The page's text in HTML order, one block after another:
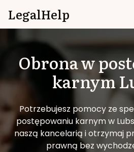
LegalHelp
Obrona w
karnym
Potrzebujesz pomocy ze
postępowaniu karnym w
naszą kancelarią i otrzymaj
prawną bez